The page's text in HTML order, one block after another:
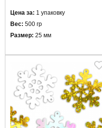
Цена за: 1 упаковку
Вес: 500 гр
Размер: 25 мм